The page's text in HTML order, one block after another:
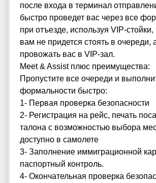
после входа в терминал
быстро проведет вас через все
при отъезде, используя VIP-
вам не придется стоять в очереди,
провожать вас в VIP-зал.
Meet & Assist плюс преимущества:
Пропустите все очереди и
формальности быстро:
1- Первая проверка безопасности
2- Регистрация на рейс, печать
талона с возможностью выбора
доступно в самолете
3- Заполнение иммиграционной
паспортный контроль.
4- Окончательная проверка